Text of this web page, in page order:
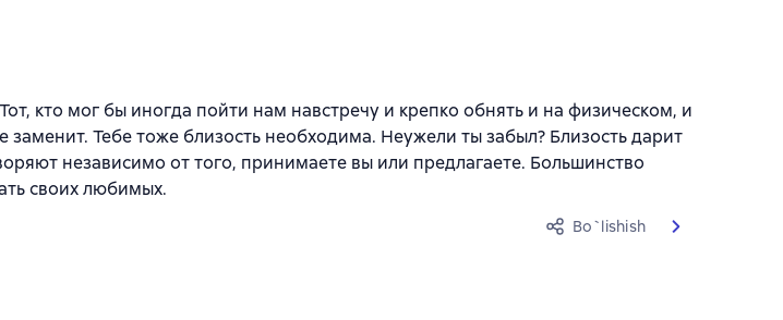
кто мог бы иногда пойти нам навстречу и крепко обнять и на физическом, и
Тебе тоже близость необходима. Неужели ты забыл? Близость дарит
независимо от того, принимаете вы или предлагаете. Большинство
своих любимых.
Bo`lishish